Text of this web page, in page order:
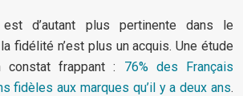
est d’autant plus pertinente dans le
fidélité n’est plus un acquis. Une étude
constat frappant : 76% des Français
fidèles aux marques qu’il y a deux ans.